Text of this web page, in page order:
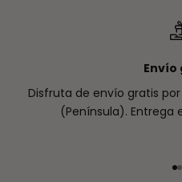
Envío
Disfruta de envío gratis
(Península). Entrega
Ir